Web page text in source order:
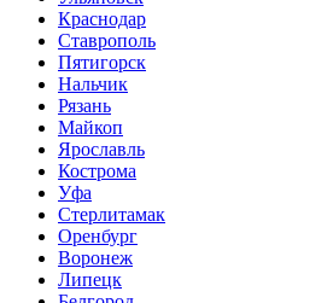
Краснодар
Ставрополь
Пятигорск
Нальчик
Рязань
Майкоп
Ярославль
Кострома
Уфа
Стерлитамак
Оренбург
Воронеж
Липецк